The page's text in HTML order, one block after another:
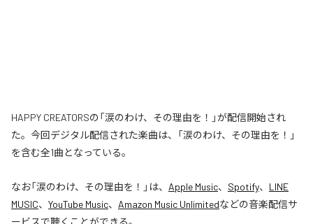
HAPPY CREATORSの「涙のわけ、その理由を！」が配信開始され
た。今回デジタル配信された楽曲は、「涙のわけ、その理由を！」
を含む全1曲となっている。
なお「涙のわけ、その理由を！ 」は、 Apple Music、 Spotify、 LINE
MUSIC、 YouTube Music、 Amazon Music Unlimitedなどの音楽配信サ
ービスで聴くことができる。